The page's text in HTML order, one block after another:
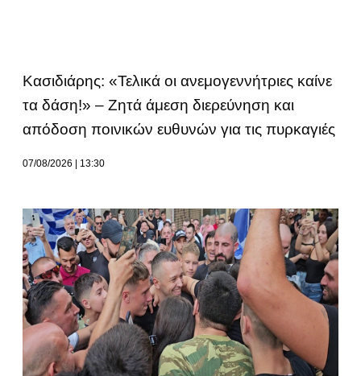
Κασιδιάρης: «Τελικά οι ανεμογεννήτριες καίνε
τα δάση!» – Ζητά άμεση διερεύνηση και
απόδοση ποινικών ευθυνών για τις πυρκαγιές
07/08/2026 13:30